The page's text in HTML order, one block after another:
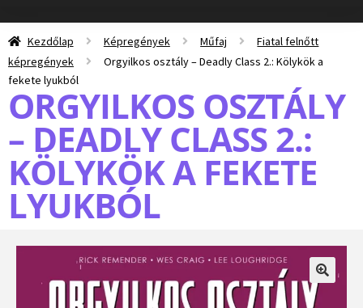
Kezdőlap Képregények Műfaj
Fiatal felnőtt
képregények
Orgyilkos osztály – Deadly Class 2.: Kölykök a
fekete lyukból
ORGYILKOS OSZTÁLY
– DEADLY CLASS 2.:
KÖLYKÖK A FEKETE
LYUKBÓL